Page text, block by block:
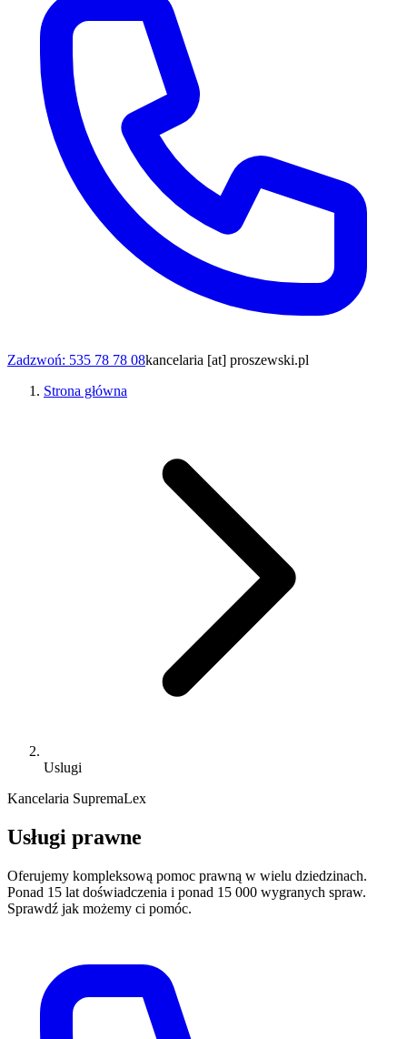
Zadzwoń: 535 78 78 08kancelaria [at] proszewski.pl
Strona główna
Uslugi
Kancelaria SupremaLex
Usługi prawne
Oferujemy kompleksową pomoc prawną w wielu dziedzinach.
Ponad 15 lat doświadczenia i ponad 15 000 wygranych spraw.
Sprawdź jak możemy ci pomóc.